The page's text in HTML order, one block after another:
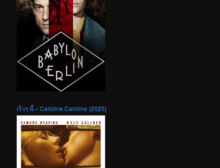
เร็วๆ นี้ – Carolina Caroline (2025)